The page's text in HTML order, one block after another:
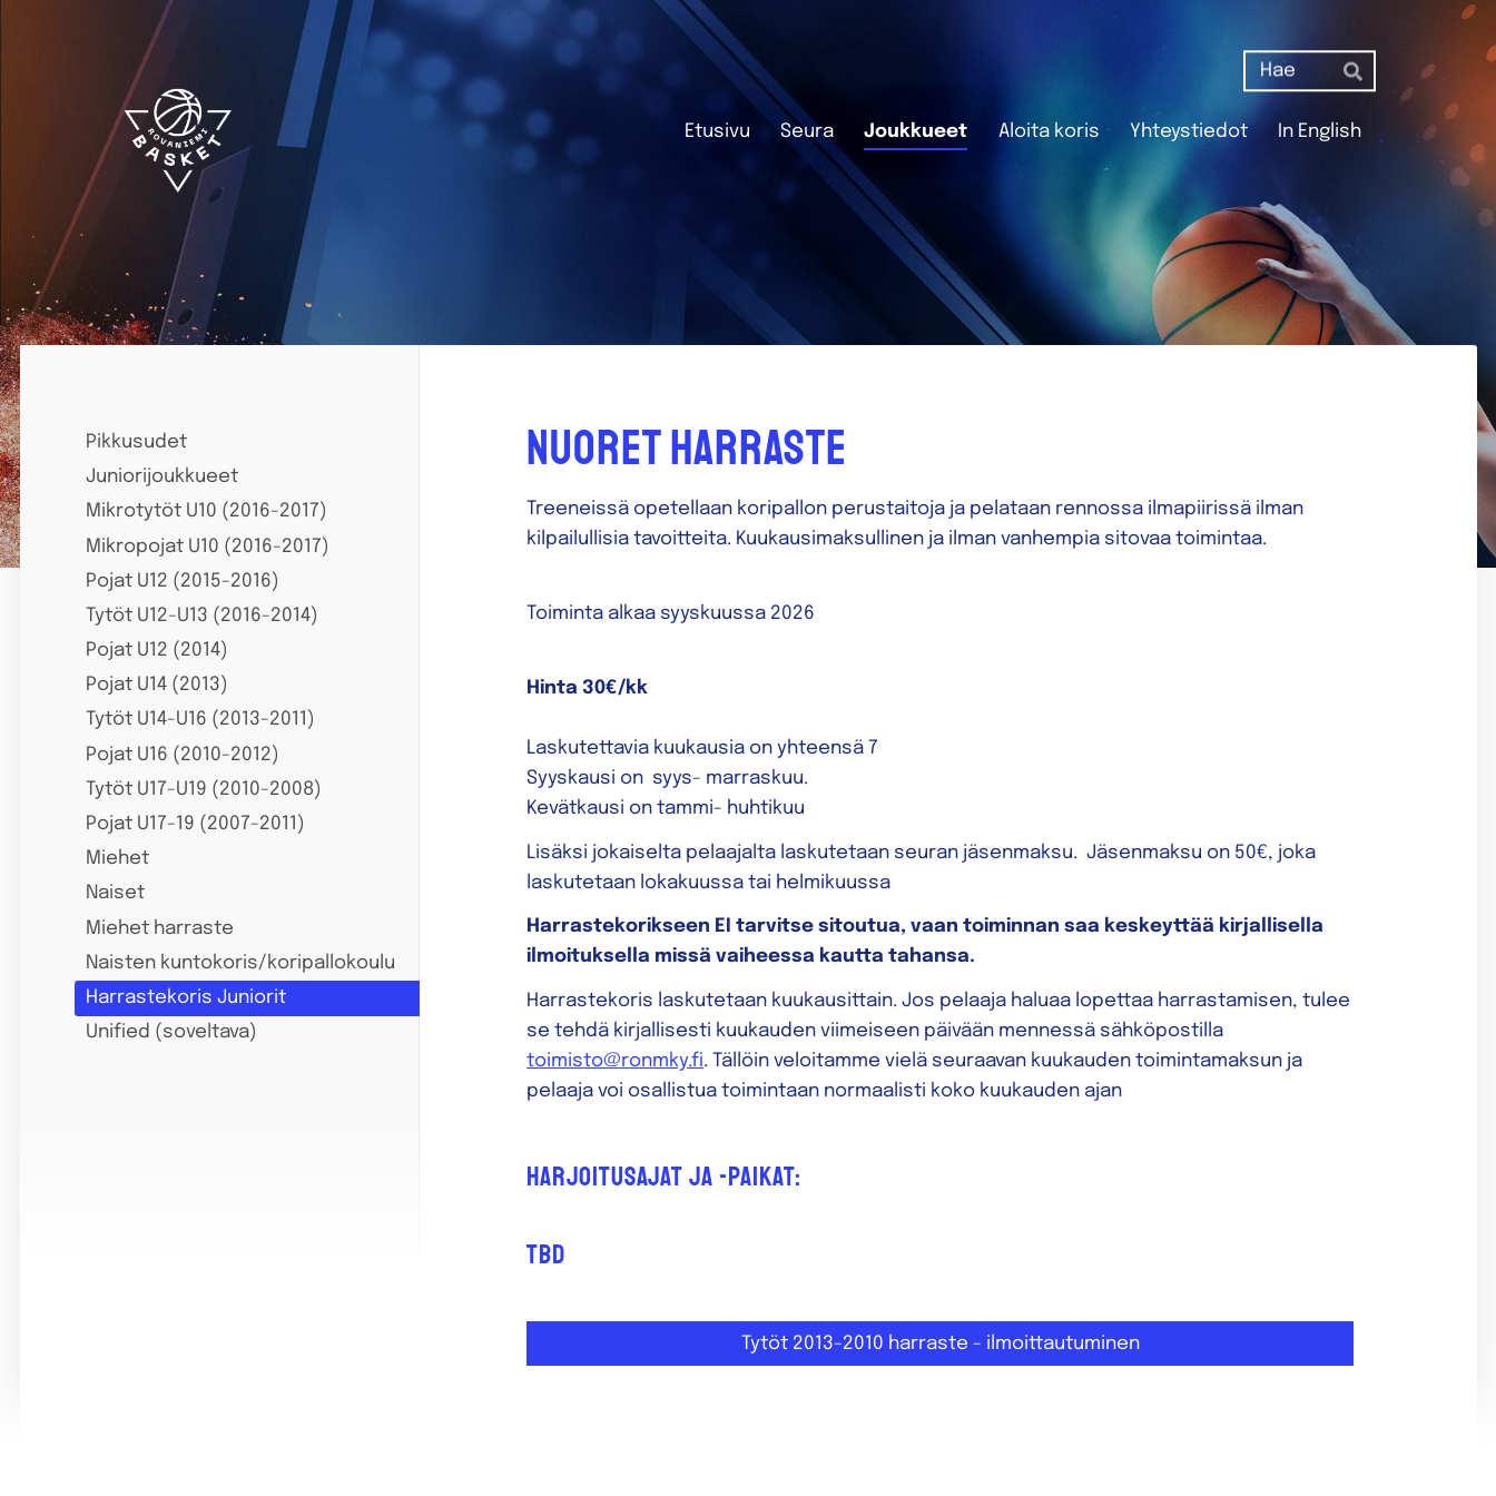
Hae
Rovaniemen NMKY Ry
Etusivu Seura Joukkueet Aloita koris Yhteystiedot In English
Pikkusudet
Juniorijoukkueet
Mikrotytöt U10 (2016-2017)
Mikropojat U10 (2016-2017)
Pojat U12 (2015-2016)
Tytöt U12-U13 (2016-2014)
Pojat U12 (2014)
Pojat U14 (2013)
Tytöt U14-U16 (2013-2011)
Pojat U16 (2010-2012)
Tytöt U17-U19 (2010-2008)
Pojat U17-19 (2007-2011)
Miehet
Naiset
Miehet harraste
Naisten kuntokoris/koripallokoulu
Harrastekoris Juniorit
Unified (soveltava)
Nuoret harraste
Treeneissä opetellaan koripallon perustaitoja ja pelataan rennossa ilmapiirissä ilman
kilpailullisia tavoitteita. Kuukausimaksullinen ja ilman vanhempia sitovaa toimintaa.
Toiminta alkaa syyskuussa 2026
Hinta 30€/kk
Laskutettavia kuukausia on yhteensä 7
Syyskausi on syys- marraskuu.
Kevätkausi on tammi- huhtikuu
Lisäksi jokaiselta pelaajalta laskutetaan seuran jäsenmaksu. Jäsenmaksu on 50€, joka
laskutetaan lokakuussa tai helmikuussa
Harrastekorikseen EI tarvitse sitoutua, vaan toiminnan saa keskeyttää kirjallisella
ilmoituksella missä vaiheessa kautta tahansa.
Harrastekoris laskutetaan kuukausittain. Jos pelaaja haluaa lopettaa harrastamisen, tulee
se tehdä kirjallisesti kuukauden viimeiseen päivään mennessä sähköpostilla
toimisto@ronmky.fi. Tällöin veloitamme vielä seuraavan kuukauden toimintamaksun ja
pelaaja voi osallistua toimintaan normaalisti koko kuukauden ajan
Harjoitusajat ja -paikat:
TBD
Tytöt 2013-2010 harraste - ilmoittautuminen